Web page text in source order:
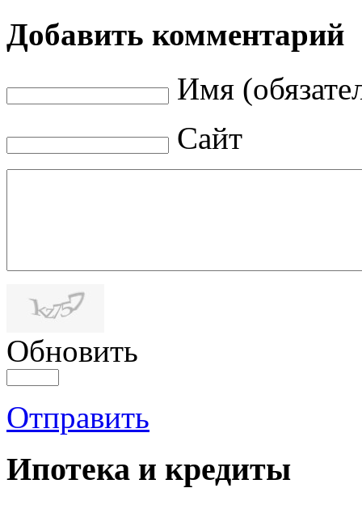
Добавить комментарий
Имя
Сайт
Обновить
Отправить
Ипотека и кредиты